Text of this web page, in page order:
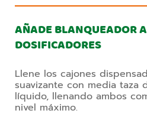
AÑADE BLANQUEADOR
DOSIFICADORES
Llene los cajones
suavizante con media taza
líquido, llenando ambos
nivel máximo.